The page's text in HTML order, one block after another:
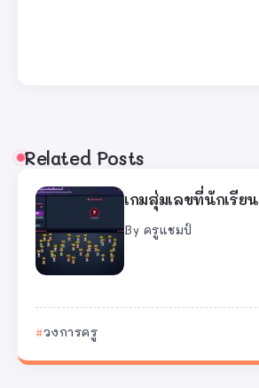
Related Posts
เกมสุ่มเลขที่นักเรียน
By ครูแชมป์
วงการครู